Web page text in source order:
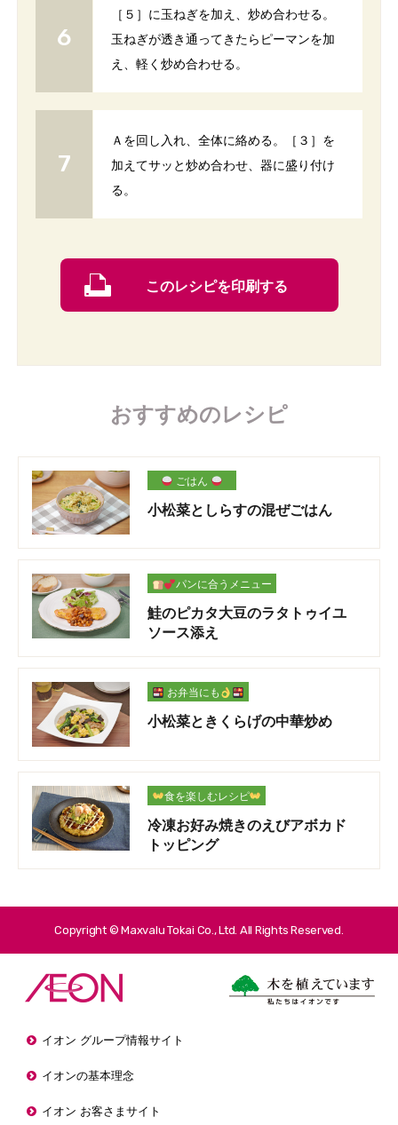
［５］に玉ねぎを加え、炒め合わせる。
玉ねぎが透き通ってきたらピーマンを加
え、軽く炒め合わせる。
Ａを回し入れ、全体に絡める。［３］を
加えてサッと炒め合わせ、器に盛り付け
る。
このレシピを印刷する
おすすめのレシピ
ごはん
小松菜としらすの混ぜごはん
パンに合うメニュー
鮭のピカタ大豆のラタトゥイユ
ソース添え
お弁当にも
小松菜ときくらげの中華炒め
食を楽しむレシピ
冷凍お好み焼きのえびアボカド
トッピング
Copyright © Maxvalu Tokai Co., Ltd. All Rights Reserved.
イオン グループ情報サイト
イオンの基本理念
イオン お客さまサイト